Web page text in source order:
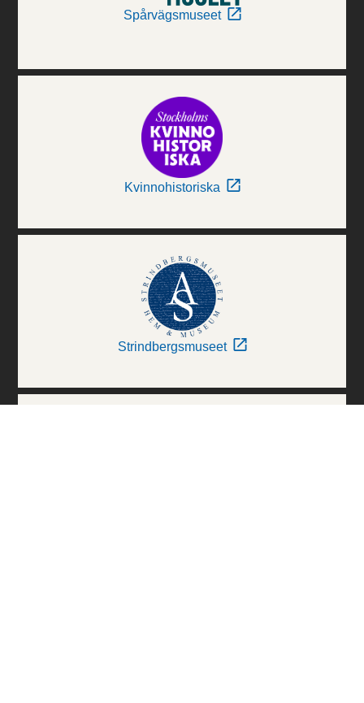
Spårvägsmuseet
Kvinnohistoriska
Strindbergsmuseet